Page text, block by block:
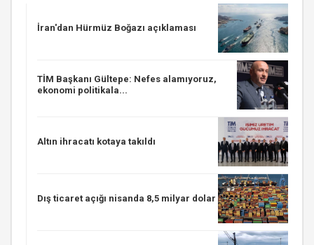
İran'dan Hürmüz Boğazı açıklaması
TİM Başkanı Gültepe: Nefes alamıyoruz,
ekonomi politikala...
Altın ihracatı kotaya takıldı
Dış ticaret açığı nisanda 8,5 milyar dolar